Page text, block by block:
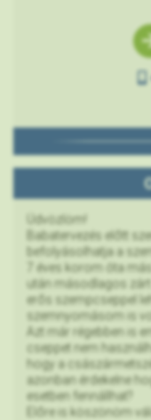
Üdvözlöm!
Babatervezés előtt
befolyásolhatja a
7 éves korom óta
után másodlagos
erős szempcseppel
szemnyomásom is
Azt már régebben is
cseppet nem
hogy a
azonban érdekelne
esetben fennállhat?
Előre is köszönöm